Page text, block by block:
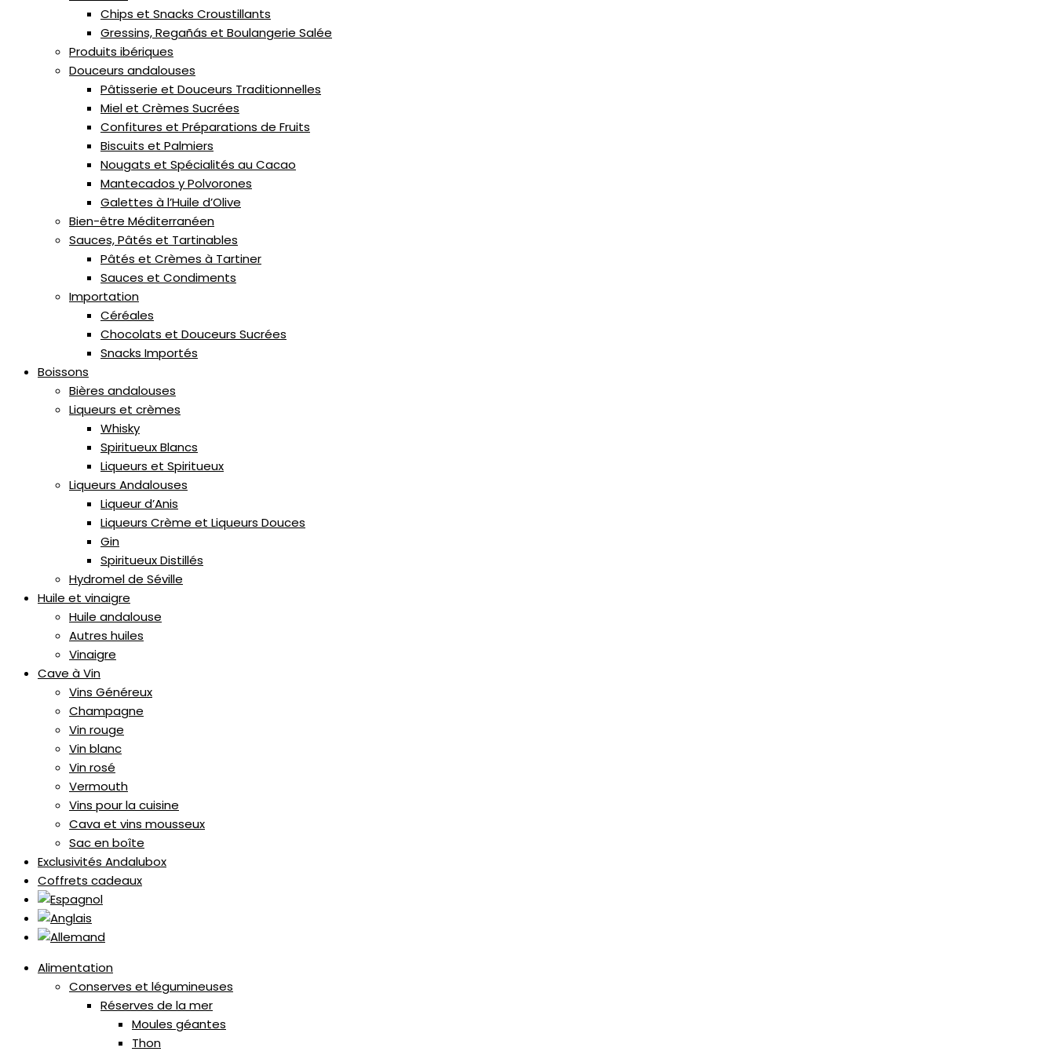
Chips et Snacks Croustillants
Gressins, Regañás et Boulangerie Salée
Produits ibériques
Douceurs andalouses
Pâtisserie et Douceurs Traditionnelles
Miel et Crèmes Sucrées
Confitures et Préparations de Fruits
Biscuits et Palmiers
Nougats et Spécialités au Cacao
Mantecados y Polvorones
Galettes à l’Huile d’Olive
Bien-être Méditerranéen
Sauces, Pâtés et Tartinables
Pâtés et Crèmes à Tartiner
Sauces et Condiments
Importation
Céréales
Chocolats et Douceurs Sucrées
Snacks Importés
Boissons
Bières andalouses
Liqueurs et crèmes
Whisky
Spiritueux Blancs
Liqueurs et Spiritueux
Liqueurs Andalouses
Liqueur d’Anis
Liqueurs Crème et Liqueurs Douces
Gin
Spiritueux Distillés
Hydromel de Séville
Huile et vinaigre
Huile andalouse
Autres huiles
Vinaigre
Cave à Vin
Vins Généreux
Champagne
Vin rouge
Vin blanc
Vin rosé
Vermouth
Vins pour la cuisine
Cava et vins mousseux
Sac en boîte
Exclusivités Andalubox
Coffrets cadeaux
Alimentation
Conserves et légumineuses
Réserves de la mer
Moules géantes
Thon